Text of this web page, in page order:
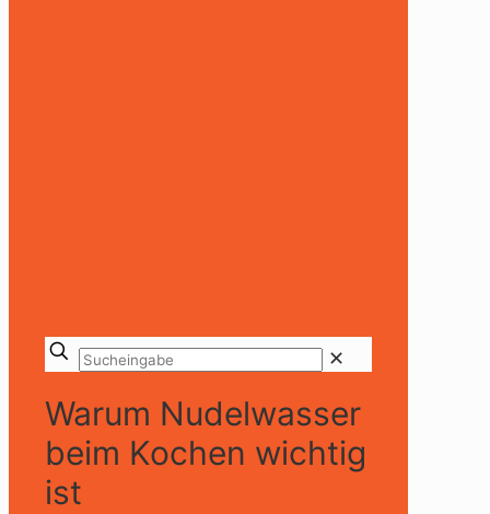
✕
Warum Nudelwasser
beim Kochen wichtig
ist